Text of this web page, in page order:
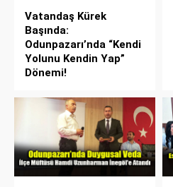
Vatandaş Kürek
Başında:
Odunpazarı’nda “Kendi
Yolunu Kendin Yap”
Dönemi!